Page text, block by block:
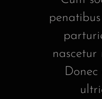
nascetur